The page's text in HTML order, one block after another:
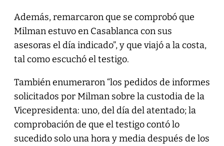
Además, remarcaron que se comprobó que
Milman estuvo en Casablanca con sus
asesoras el día indicado”, y que viajó a la costa,
tal como escuchó el testigo.
También enumeraron “los pedidos de informes
solicitados por Milman sobre la custodia de la
Vicepresidenta: uno, del día del atentado; la
comprobación de que el testigo contó lo
sucedido solo una hora y media después de los